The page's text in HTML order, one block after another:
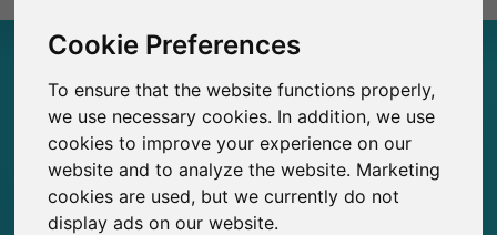
Cookie Preferences
To ensure that the website functions properly,
we use necessary cookies. In addition, we use
cookies to improve your experience on our
website and to analyze the website. Marketing
cookies are used, but we currently do not
display ads on our website.
UNIVERSITÀ DEGLI STUDI DI CAGLIARI – EN
0
Número total de estudios publicados en
SurveyCircle
0
Estudios actuales en SurveyCircle
Explorar la investigación
FAQ
Regístrate gratis
Iniciar sesión